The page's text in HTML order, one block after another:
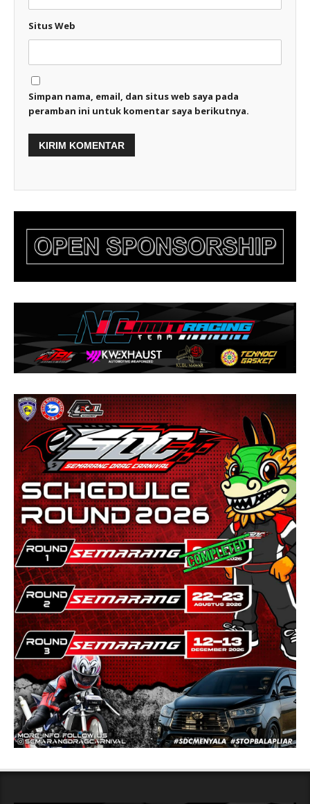
Situs Web
Simpan nama, email, dan situs web saya pada
peramban ini untuk komentar saya berikutnya.